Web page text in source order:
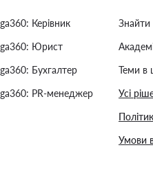
Керівник
Юрист
Бухгалтер
PR-менеджер
Знайти
Теми в
Усі
Умови